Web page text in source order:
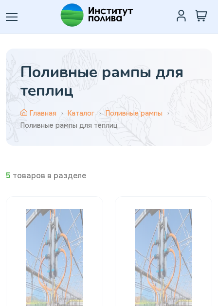
Поливные рампы для
теплиц
Главная Каталог
Поливные рампы
Поливные рампы для теплиц
5 товаров в разделе